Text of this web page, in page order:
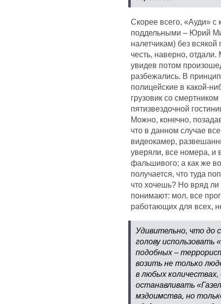
Скорее всего, «Ауди»
поддельными – Юрий
налетчикам) без
честь, наверно,
увидев потом
разбежались. В
полицейские в какой-
грузовик со
пятизвездочной
Можно, конечно,
что в данном случае
видеокамер,
уверяли, все номера, и
фальшивого; а как же
получается, что туда
что хочешь? Но вряд
понимают: мол, все
работающих для всех,
Удивительно, что до
голову
подобных –
возить не только
в любых количествах,
останавливать
мздоимства, но